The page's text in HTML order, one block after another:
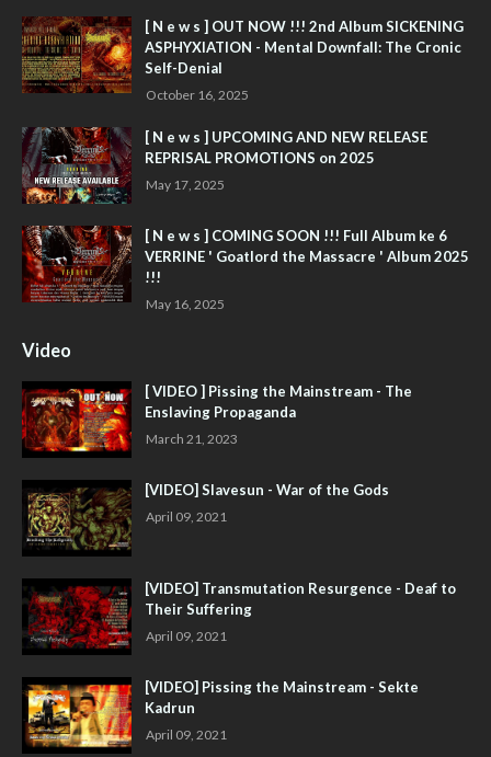
[ N e w s ] OUT NOW !!! 2nd Album SICKENING
ASPHYXIATION - Mental Downfall: The Cronic
Self-Denial
October 16, 2025
[ N e w s ] UPCOMING AND NEW RELEASE
REPRISAL PROMOTIONS on 2025
May 17, 2025
[ N e w s ] COMING SOON !!! Full Album ke 6
VERRINE ' Goatlord the Massacre ' Album 2025
!!!
May 16, 2025
Video
[ VIDEO ] Pissing the Mainstream - The
Enslaving Propaganda
March 21, 2023
[VIDEO] Slavesun - War of the Gods
April 09, 2021
[VIDEO] Transmutation Resurgence - Deaf to
Their Suffering
April 09, 2021
[VIDEO] Pissing the Mainstream - Sekte
Kadrun
April 09, 2021